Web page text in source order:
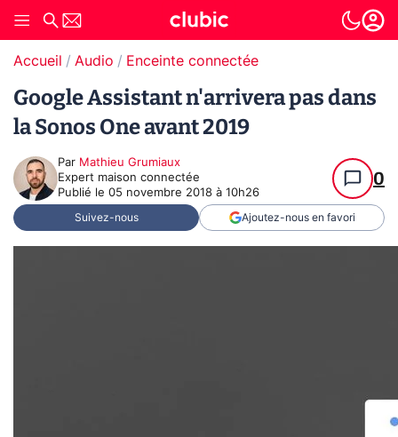
Accueil Audio Enceinte connectée
Google Assistant n'arrivera pas dans
la Sonos One avant 2019
Par Mathieu Grumiaux
Expert maison connectée
Publié le 05 novembre 2018 à 10h26
0
Suivez-nous Ajoutez-nous en favori